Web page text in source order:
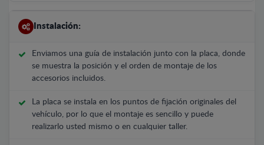
Instalación:
Enviamos una guía de instalación junto con la placa, donde
se muestra la posición y el orden de montaje de los
accesorios incluidos.
La placa se instala en los puntos de fijación originales del
vehículo, por lo que el montaje es sencillo y puede
realizarlo usted mismo o en cualquier taller.